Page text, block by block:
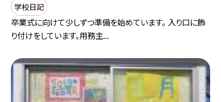
学校日記
卒業式に向けて少しずつ準備を始めています。 入り口に飾
り付けをしています。用務主...